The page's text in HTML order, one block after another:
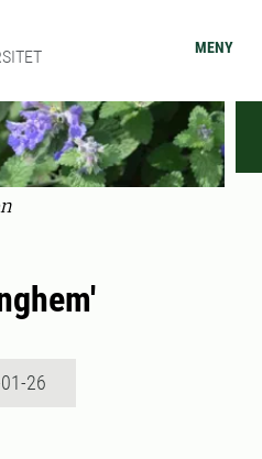
MENY
26